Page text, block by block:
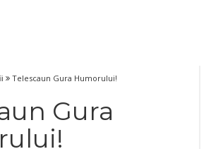
Telescaun Gura Humorului!
Gura